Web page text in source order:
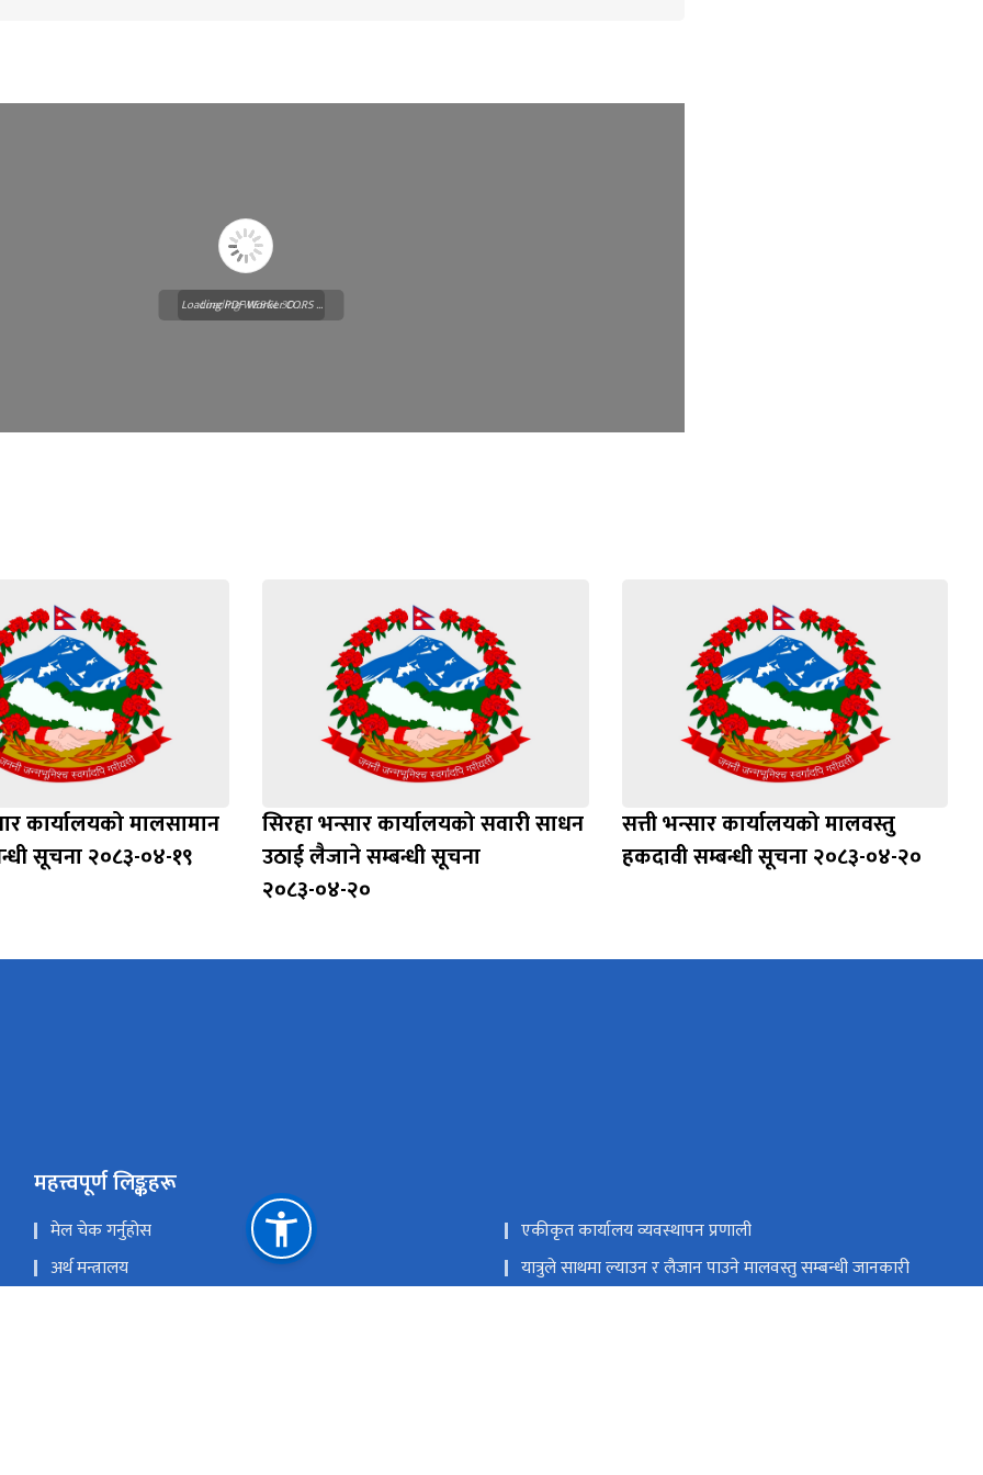
Loading WEBGL 3D ...
Loading PDF Worker CORS ...
कार्यालयको मालसामान
सूचना २०८३-०४-१९
सिरहा भन्सार कार्यालयको सवारी साधन
उठाई लैजाने सम्बन्धी सूचना
२०८३-०४-२०
सत्ती भन्सार कार्यालयको मालवस्तु
हकदावी सम्बन्धी सूचना २०८३-०४-२०
महत्त्वपूर्ण लिङ्कहरू
मेल चेक गर्नुहोस
एकीकृत कार्यालय व्यवस्थापन प्रणाली
अर्थ मन्त्रालय
यात्रुले साथमा ल्याउन र लैजान पाउने मालवस्तु सम्बन्धी जानकारी